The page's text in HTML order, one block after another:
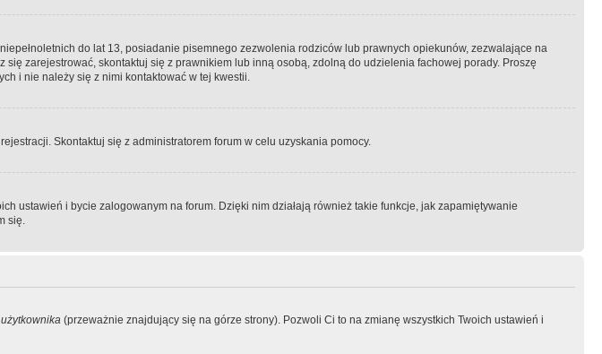
do lat 13, posiadanie pisemnego zezwolenia rodziców lub prawnych opiekunów, zezwalające na
zarejestrować, skontaktuj się z prawnikiem lub inną osobą, zdolną do udzielenia fachowej porady. Proszę
i nie należy się z nimi kontaktować w tej kwestii.
Skontaktuj się z administratorem forum w celu uzyskania pomocy.
ustawień i bycie zalogowanym na forum. Dzięki nim działają również takie funkcje, jak zapamiętywanie
się.
(przeważnie znajdujący się na górze strony). Pozwoli Ci to na zmianę wszystkich Twoich ustawień i